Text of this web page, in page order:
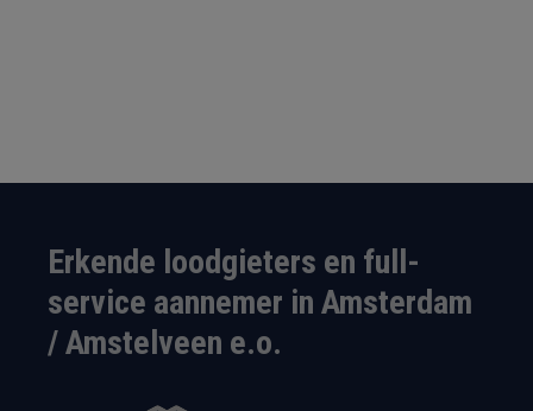
Erkende loodgieters en full-
service aannemer in Amsterdam
/ Amstelveen e.o.